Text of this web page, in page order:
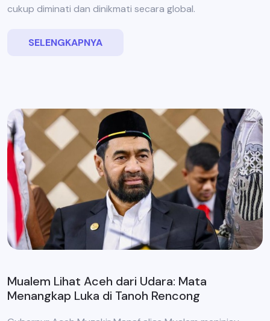
cukup diminati dan dinikmati secara global.
SELENGKAPNYA
Mualem Lihat Aceh dari Udara: Mata
Menangkap Luka di Tanoh Rencong